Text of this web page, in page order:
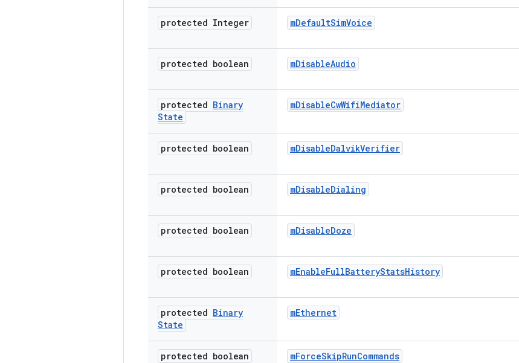
protected Integer mDefaultSimVoice
protected boolean mDisableAudio
protected Binary
State
mDisableCwWifiMediator
protected boolean mDisableDalvikVerifier
protected boolean mDisableDialing
protected boolean mDisableDoze
protected boolean mEnableFullBatteryStatsHistory
protected Binary
State
mEthernet
protected boolean mForceSkipRunCommands